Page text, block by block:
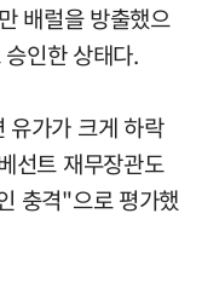
배럴을 방출했으
인한 상태다.
유가가 크게 하락
선트 재무장관도
충격"으로 평가했